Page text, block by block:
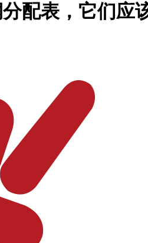
配表，它们应